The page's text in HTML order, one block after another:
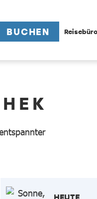
BUCHEN Reisebüro
HEUTE